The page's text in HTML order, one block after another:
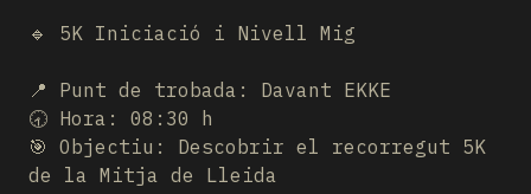
🔹 5K Iniciació i Nivell Mig
📍 Punt de trobada: Davant EKKE
🕣 Hora: 08:30 h
🎯 Objectiu: Descobrir el recorregut 5K
de la Mitja de Lleida